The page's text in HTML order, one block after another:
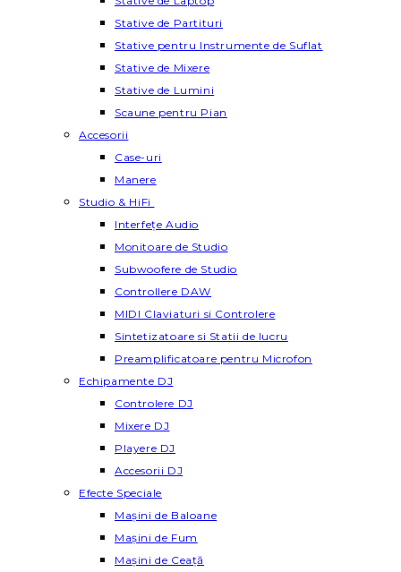
Stative de Partituri
Stative pentru Instrumente de Suflat
Stative de Mixere
Stative de Lumini
Scaune pentru Pian
Accesorii
Case-uri
Manere
Studio & HiFi
Interfețe Audio
Monitoare de Studio
Subwoofere de Studio
Controllere DAW
MIDI Claviaturi si Controlere
Sintetizatoare si Statii de lucru
Preamplificatoare pentru Microfon
Echipamente DJ
Controlere DJ
Mixere DJ
Playere DJ
Accesorii DJ
Efecte Speciale
Mașini de Baloane
Mașini de Fum
Mașini de Ceață